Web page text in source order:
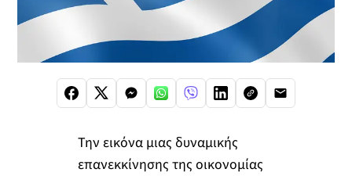
Την εικόνα μιας δυναμικής
επανεκκίνησης της οικονομίας